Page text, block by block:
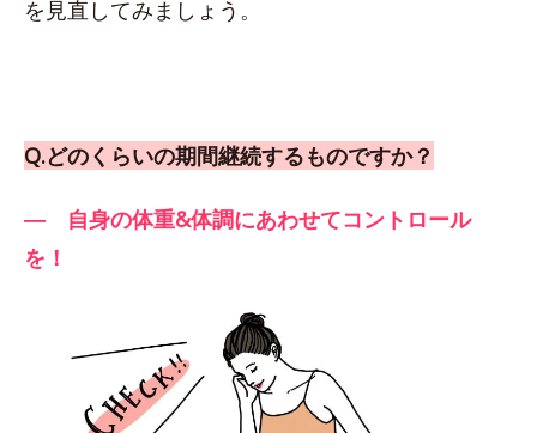
を見直してみましょう。
Q.どのくらいの期間継続するものですか？
― 自身の体重&体調にあわせてコントロール
を！